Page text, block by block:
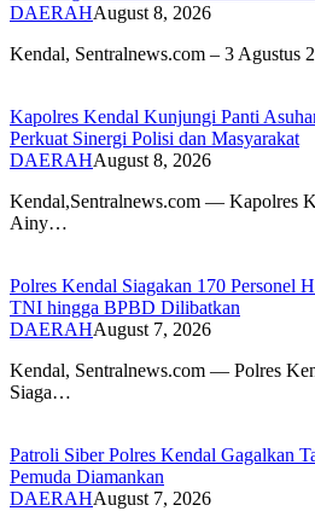
DAERAHAugust 8, 2026
​Kendal, Sentralnews.com – 3
Kapolres Kendal Kunjungi Panti
Perkuat Sinergi Polisi dan Masyarakat
DAERAHAugust 8, 2026
Kendal,Sentralnews.com — Kapolres
Ainy…
Polres Kendal Siagakan 170 Personel
TNI hingga BPBD Dilibatkan
DAERAHAugust 7, 2026
Kendal, Sentralnews.com — Polres
Siaga…
Patroli Siber Polres Kendal Gagalkan
Pemuda Diamankan
DAERAHAugust 7, 2026